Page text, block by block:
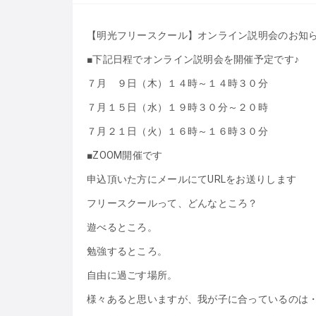
【明光フリースクール】オンライン説明会のお知
■下記日程でオンライン説明会を開催予定です♪
７月 ９日（木）１４時～１４時３０分
７月１５日（水）１９時３０分～２０時
７月２１日（火）１６時～１６時３０分
■ZOOM開催です
申込頂いた方にメールにてURLをお送りします
フリースクールって、どんなところ？
遊べるところ。
勉強するところ。
自由に過ごす場所。
様々あると思いますが、我が子に合っているのは